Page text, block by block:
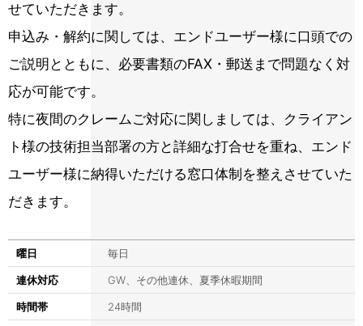
せていただきます。
申込み・解約に関しては、エンドユーザー様に口頭での
ご説明とともに、必要書類のFAX・郵送まで問題なく対
応が可能です。
特に夜間のクレームご対応に関しましては、クライアン
ト様の技術担当部署の方と詳細な打合せを重ね、エンド
ユーザー様に納得いただける窓口体制を整えさせていた
だきます。
曜日 毎日
連休対応 GW、その他連休、夏季休暇期間
時間帯 24時間